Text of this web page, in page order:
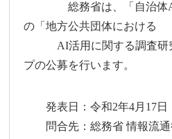
総務省は、「自治体AI
の「地方公共団体における
AI活用に関する調査研究
プの公募を行います。
発表日：令和2年4月17日
問合先：総務省 情報流通